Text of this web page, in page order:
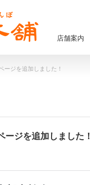
店舗案内
ージを追加しました！
ージを追加しました！